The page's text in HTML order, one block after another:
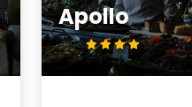
Apollo
4.2/5